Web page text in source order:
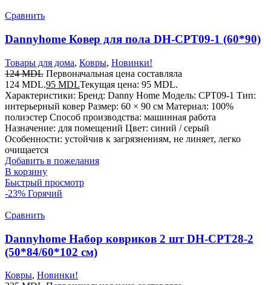
Сравнить
Dannyhome Ковер для пола DH-CPT09-1 (60*90)
Товары для дома, Ковры, Новинки!
124MDL Первоначальная цена составляла
124 MDL.95 MDLТекущая цена: 95 MDL.
Характеристики: Бренд: Danny Home Модель: CPT09-1 Тип:
интерьерный ковер Размер: 60 × 90 см Материал: 100%
полиэстер Способ производства: машинная работа
Назначение: для помещений Цвет: синий / серый
Особенности: устойчив к загрязнениям, не линяет, легко
очищается
Добавить в пожелания
В корзину
Быстрый просмотр
-23% Горячий
Сравнить
Dannyhome Набор ковриков 2 шт DH-CPT28-2
(50*84/60*102 см)
Ковры, Новинки!